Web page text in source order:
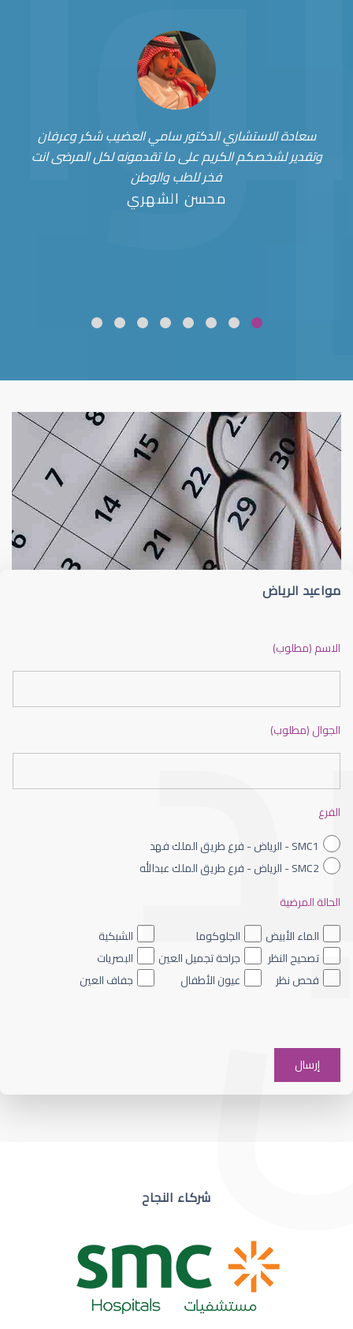
سعادة الاستشاري الدكتور سامي العضيب شكر وعرفان
وتقدير لشخصكم الكريم على ما تقدمونه لكل المرضى انت
فخر للطب والوطن
محسن الشهري
قلوبال لرعاية العين ضعف نظر
ضعف نظر الاطفال
ضعف نظر العين اليسرى
ضعف نظر مفاجئ
مواعيد الرياض
الاسم (مطلوب)
الجوال (مطلوب)
الفرع
SMC1 - الرياض - فرع طريق الملك فهد
SMC2 - الرياض - فرع طريق الملك عبدالله
الحالة المرضية
الماء الأبيض
الجلوكوما
الشبكية
تصحيح النظر
جراحة تجميل العين
البصريات
فحص نظر
عيون الأطفال جفاف العين
شركاء النجاح